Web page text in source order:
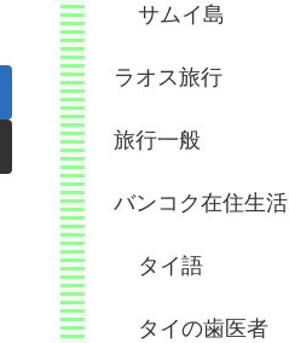
サムイ島
ラオス旅行
旅行一般
バンコク在住生活
タイ語
タイの歯医者